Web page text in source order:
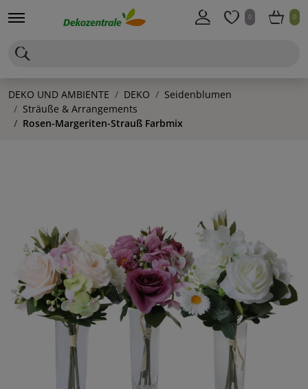
0 0
DEKO UND AMBIENTE DEKO
Seidenblumen
Sträuße & Arrangements
Rosen-Margeriten-Strauß Farbmix